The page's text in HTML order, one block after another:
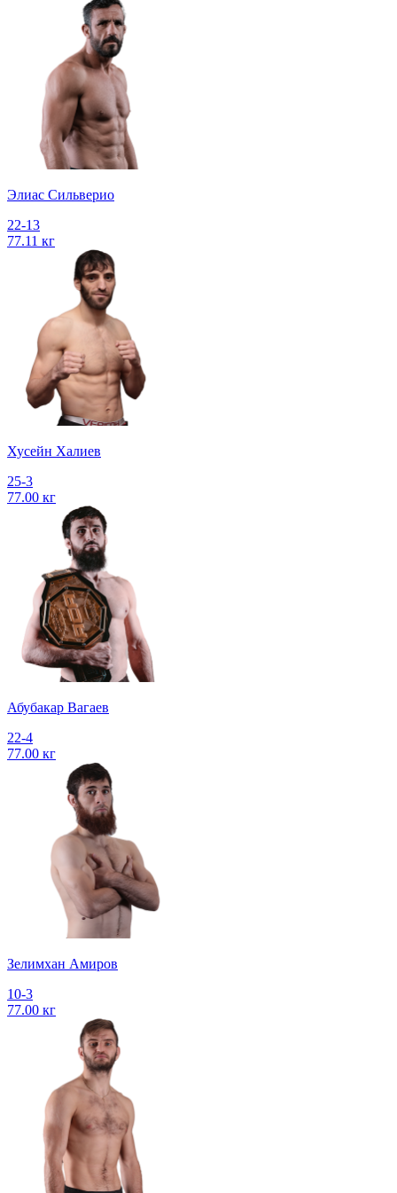
Элиас Сильверио
22-13
77.11 кг
Хусейн Халиев
25-3
77.00 кг
Абубакар Вагаев
22-4
77.00 кг
Зелимхан Амиров
10-3
77.00 кг